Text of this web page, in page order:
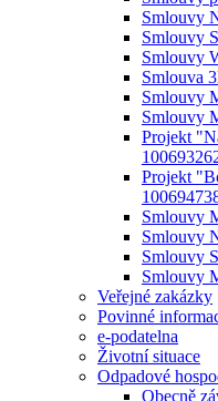
Smlouvy
Smlouvy
Smlouvy
Smlouva
Smlouvy
Smlouvy
Projekt
Projekt
Smlouvy
Smlouvy
Smlouvy
Smlouvy
Veřejné zakázky
Povinné
e-podatelna
Životní situace
Odpadové
Obecně